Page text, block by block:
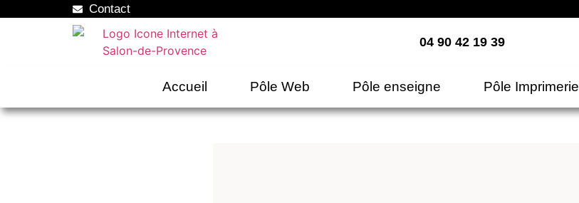
Contact
04 90 42 19 39
Accueil Pôle Web Pôle enseigne Pôle Imprimerie